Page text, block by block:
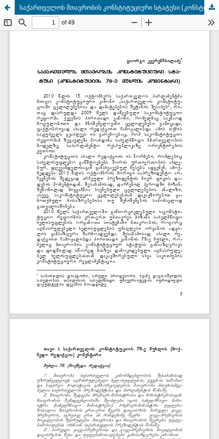
საქართველოს მთავრობის კონსტიტუციური სტატუსი (კონსტიტუციის 78-ე მუხლის კომენტარი)